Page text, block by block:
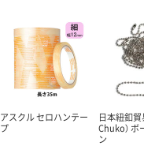
アスクル セロハンテー
プ
日本紐釦
Chuko） ボ
ン